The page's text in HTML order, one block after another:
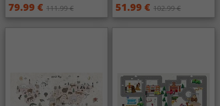
79.99 € 111.99 € 51.99 € 102.99 €